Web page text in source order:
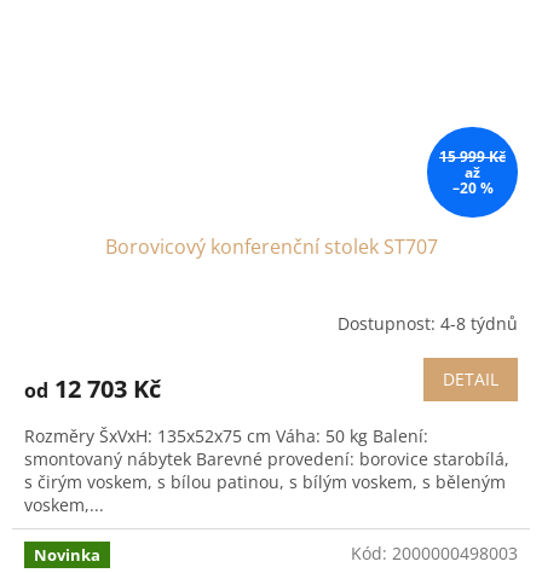
15 999 Kč
až
–20 %
Borovicový konferenční stolek ST707
Dostupnost: 4-8 týdnů
od 12 703 Kč DETAIL
Rozměry ŠxVxH: 135x52x75 cm Váha: 50 kg Balení:
smontovaný nábytek Barevné provedení: borovice starobílá,
s čirým voskem, s bílou patinou, s bílým voskem, s běleným
voskem,...
Novinka
Kód: 2000000498003